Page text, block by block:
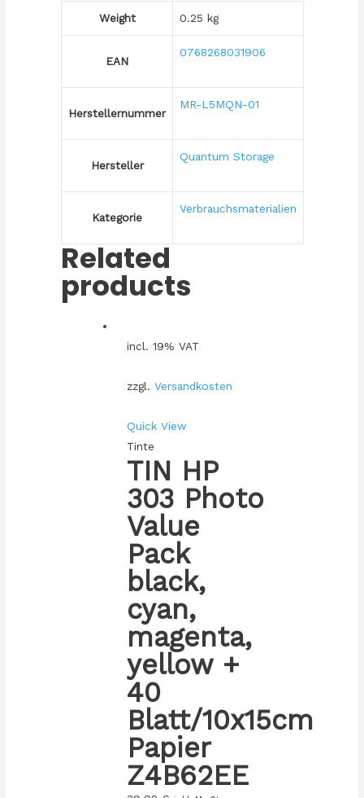
Weight 0.25 kg
EAN
0768268031906
Herstellernummer
MR-L5MQN-01
Hersteller
Quantum Storage
Kategorie
Verbrauchsmaterialien
Related
products
incl. 19% VAT
zzgl. Versandkosten
Quick View
Tinte
TIN HP
303 Photo
Value
Pack
black,
cyan,
magenta,
yellow +
40
Blatt/10x15cm
Papier
Z4B62EE